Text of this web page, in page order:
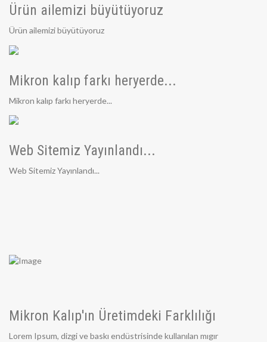
Ürün ailemizi büyütüyoruz
Ürün ailemizi büyütüyoruz
Mikron kalıp farkı heryerde...
Mikron kalıp farkı heryerde...
Web Sitemiz Yayınlandı...
Web Sitemiz Yayınlandı...
Mikron Kalıp'ın Üretimdeki Farklılığı
Lorem Ipsum, dizgi ve baskı endüstrisinde kullanılan mıgır